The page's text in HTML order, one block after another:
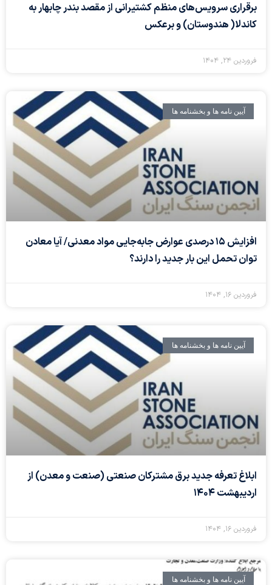
برقراری سرویس‌های منظم کشتیرانی از مقصد بندر چابهار به
کاندلا( هندوستان) و برعکس
فروردین ۲۴, ۱۴۰۴
آیین نامه ها و بخشنامه ها
افزایش ۱۵ درصدی عوارض جابه‌جایی مواد معدنی/ آیا معادن
توان تحمل این بار جدید را دارند؟
فروردین ۱۶, ۱۴۰۴
آیین نامه ها و بخشنامه ها
ابلاغ تعرفه جدید برق مشترکان صنعتی (صنعت و معدن) از
اردیبهشت ۱۴۰۴
فروردین ۱۶, ۱۴۰۴
آیین نامه ها و بخشنامه ها